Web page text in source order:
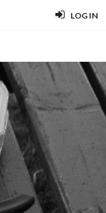
LOG IN